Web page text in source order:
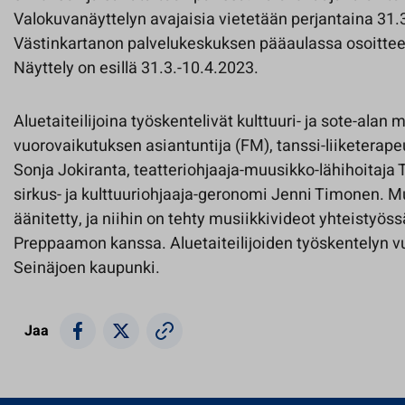
Valokuvanäyttelyn avajaisia vietetään perjantaina
Västinkartanon palvelukeskuksen pääaulassa
Näyttely on esillä 31.3.-10.4.2023.
Aluetaiteilijoina työskentelivät kulttuuri- ja sote-alan
vuorovaikutuksen asiantuntija (FM), tanssi-
Sonja Jokiranta, teatteriohjaaja-muusikko-lähihoitaja
sirkus- ja kulttuuriohjaaja-geronomi Jenni Timonen.
äänitetty, ja niihin on tehty musiikkivideot
Preppaamon kanssa. Aluetaiteilijoiden työskentelyn
Seinäjoen kaupunki.
Jaa